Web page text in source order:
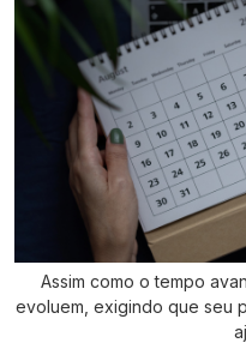
Assim como o tempo
evoluem, exigindo que seu